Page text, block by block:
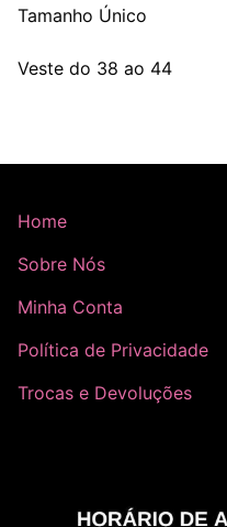
Tamanho Único
Veste do 38 ao 44
Home
Sobre Nós
Minha Conta
Política de Privacidade
Trocas e Devoluções